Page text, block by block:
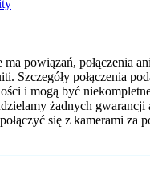
powiązań, połączenia
Szczegóły połączenia
i mogą być
żadnych gwarancji
się z kamerami za